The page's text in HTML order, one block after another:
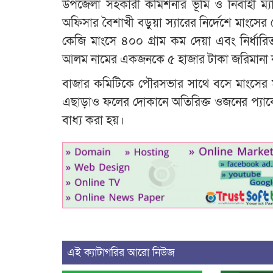
উপজেলা সহকারী কমিশনার ভূমি ও নির্বাহী
অফিসার বৈশাখী বড়ুয়া স্যারের নির্দেশে
কেজি মাংসে ৪০০ গ্রাম কম দেয়া এবং
আলম নামের একজনকে ৫ হাজার টাকা জরিমানা
বাজার কমিটিকে পৌরসভার সাথে বসে মাংসের
এছাড়াও ফলের দোকানে অতিরিক্ত ওজনের
বাধ্য করা হয়।
এই ক্যাটাগরির আরো নিউজ